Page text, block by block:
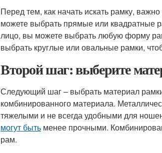
Перед тем, как начать искать рамку,
можете выбрать прямые или квадратные
лицо, вы можете выбрать любую форму
выбрать круглые или овальные рамки,
Второй шаг: выберите
Следующий шаг – выбрать материал
комбинированного материала.
тяжелыми и не всегда удобными для
могут быть менее прочными.
рам.